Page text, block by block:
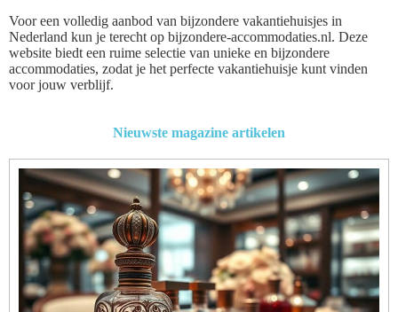
Voor een volledig aanbod van bijzondere vakantiehuisjes in
Nederland kun je terecht op bijzondere-accommodaties.nl. Deze
website biedt een ruime selectie van unieke en bijzondere
accommodaties, zodat je het perfecte vakantiehuisje kunt vinden
voor jouw verblijf.
Nieuwste magazine artikelen